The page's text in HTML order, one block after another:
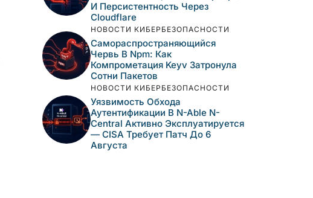
И Персистентность Через
Cloudflare
НОВОСТИ КИБЕРБЕЗОПАСНОСТИ
Самораспространяющийся
Червь В Npm: Как
Компрометация Keyv Затронула
Сотни Пакетов
НОВОСТИ КИБЕРБЕЗОПАСНОСТИ
Уязвимость Обхода
Аутентификации В N-Able N-
Central Активно Эксплуатируется
— CISA Требует Патч До 6
Августа